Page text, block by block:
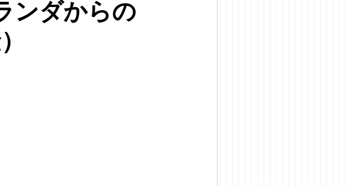
ンダからの